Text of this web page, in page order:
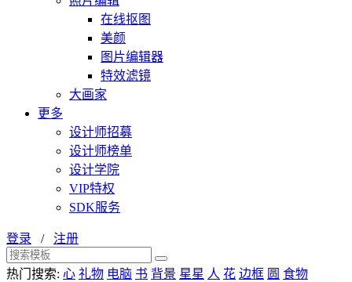
在线抠图
美颜
图片编辑器
特效滤镜
大画家
更多
设计师招募
设计师榜单
设计学院
VIP特权
SDK服务
登录 / 注册
热门搜索: 心 礼物 电脑 书 背景 星星 人 花 边框 圆 食物